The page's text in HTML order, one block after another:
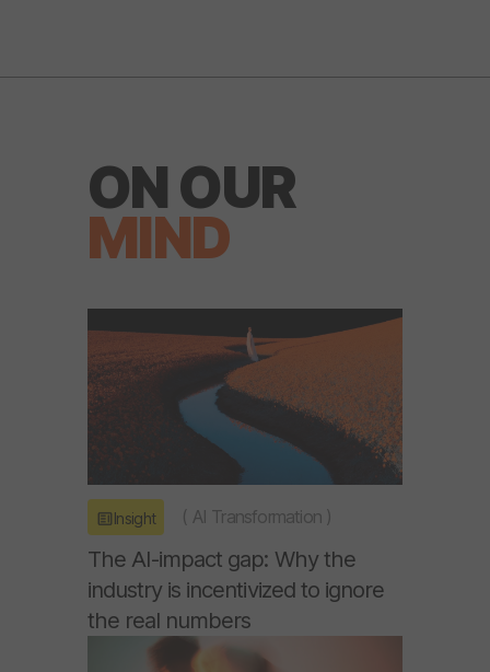
ON OUR
MIND
Insight ( AI Transformation )
The AI-impact gap: Why the
industry is incentivized to ignore
the real numbers